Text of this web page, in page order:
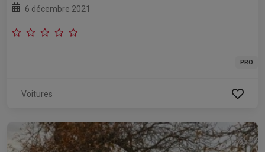
6 décembre 2021
PRO
Voitures